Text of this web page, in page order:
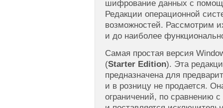
шифрование данных с
Редакции операционной
возможностей. Рассмотрим
и до наиболее
Самая простая версия
(Starter Edition). Эта
предназначена для
и в розницу не продается.
ограничений, по сравнению